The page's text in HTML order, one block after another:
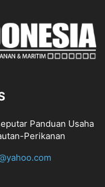
Panduan Usaha
Perikanan